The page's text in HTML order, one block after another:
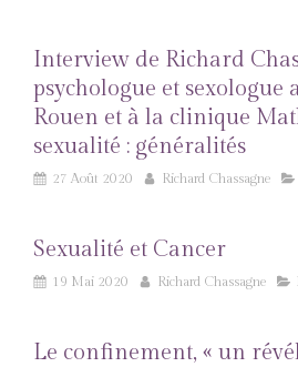
Interview de Richard
psychologue et sexologue
Rouen et à la clinique
sexualité : généralités
27 Août 2020 Richard Chassagne
Sexualité et Cancer
19 Mai 2020 Richard Chassagne
Le confinement, « un